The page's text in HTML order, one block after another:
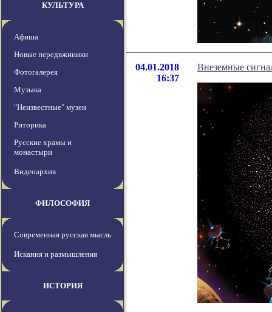
КУЛЬТУРА
Афиша
Новые передвжиники
Фотогалерея
Музыка
"Неизвестные" музеи
Риторика
Русские храмы и
монастыри
Видеоархив
ФИЛОСОФИЯ
Современная русская мысль
Искания и размышления
ИСТОРИЯ
04.01.2018
16:37
Внеземные